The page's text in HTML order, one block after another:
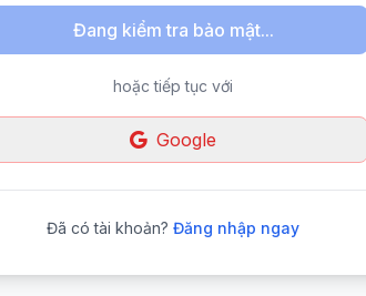
Đang kiểm tra bảo mật...
hoặc tiếp tục với
Google
Đã có tài khoản? Đăng nhập ngay